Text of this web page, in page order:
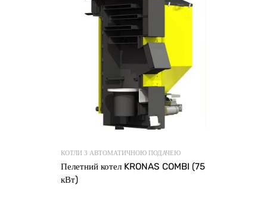
КОТЛИ З АВТОМАТИЧНОЮ ПОДАЧЕЮ
Пелетний котел KRONAS COMBI (75
кВт)